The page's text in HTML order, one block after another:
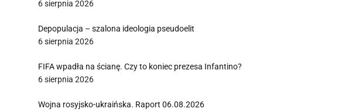
6 sierpnia 2026
Depopulacja – szalona ideologia pseudoelit
6 sierpnia 2026
FIFA wpadła na ścianę. Czy to koniec prezesa Infantino?
6 sierpnia 2026
Wojna rosyjsko-ukraińska. Raport 06.08.2026